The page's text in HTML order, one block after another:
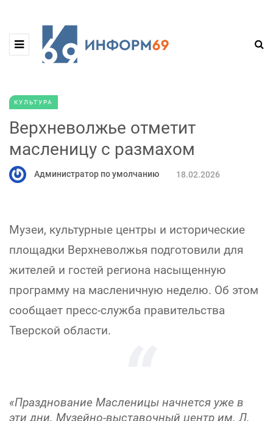
КУЛЬТУРА
Верхневолжье отметит
масленицу с размахом
Администратор по умолчанию 18.02.2026
Музеи, культурные центры и исторические
площадки Верхневолжья подготовили для
жителей и гостей региона насыщенную
программу на масленичную неделю. Об этом
сообщает пресс-служба правительства
Тверской области.
«Празднование Масленицы начнется уже в
эти дни. Музейно-выставочный центр им. Л.